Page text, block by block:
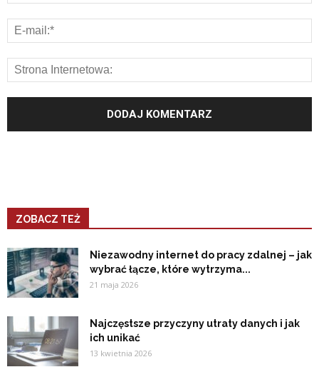
ZOBACZ TEŻ
Niezawodny internet do pracy zdalnej – jak
wybrać łącze, które wytrzyma...
21 maja 2026
Najczęstsze przyczyny utraty danych i jak
ich unikać
13 kwietnia 2026